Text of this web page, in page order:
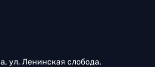
ул. Ленинская слобода,